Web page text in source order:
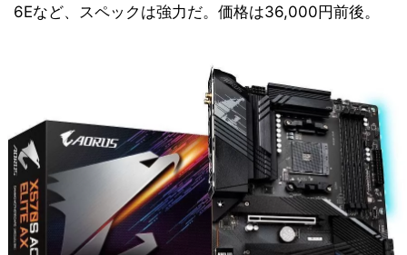
6Eなど、スペックは強力だ。価格は36,000円前後。